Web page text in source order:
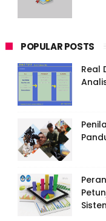
POPULAR POSTS
Real